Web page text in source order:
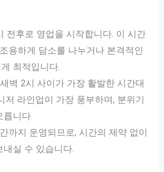
전후로 영업을 시작합니다. 이 시간
용하게 담소를 나누거나 본격적인
최적입니다.
벽 2시 사이가 가장 활발한 시간대
저 라인업이 가장 풍부하며, 분위기
릅니다.
까지 운영되므로, 시간의 제약 없이
실 수 있습니다.